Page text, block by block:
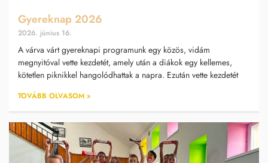
Gyereknap 2026
2026. június 16.
A várva várt gyereknapi programunk egy közös, vidám
megnyitóval vette kezdetét, amely után a diákok egy kellemes,
kötetlen piknikkel hangolódhattak a napra. Ezután vette kezdetét
TOVÁBB OLVASOM »